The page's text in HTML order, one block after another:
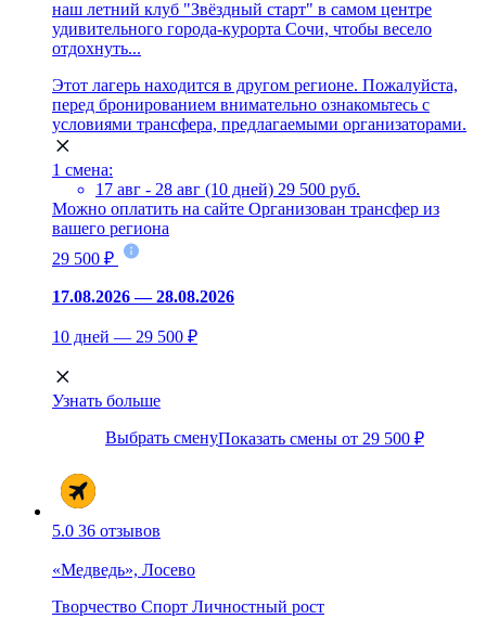
наш летний клуб "Звёздный старт" в самом центре
удивительного города-курорта Сочи, чтобы весело
отдохнуть...
Этот лагерь находится в другом регионе. Пожалуйста,
перед бронированием внимательно ознакомьтесь с
условиями трансфера, предлагаемыми организаторами.
1 смена:
17 авг - 28 авг (10 дней) 29 500 руб.
Можно оплатить на сайте Организован трансфер из
вашего региона
29 500 ₽
17.08.2026 — 28.08.2026
10 дней — 29 500 ₽
Узнать больше
Выбрать сменуПоказать смены от 29 500 ₽
5.0 36 отзывов
«Медведь», Лосево
Творчество Спорт Личностный рост